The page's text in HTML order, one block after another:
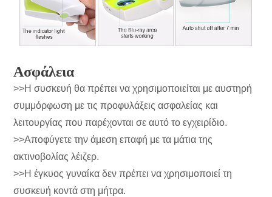
Ασφάλεια
>>Η συσκευή θα πρέπει να χρησιμοποιείται με αυστηρή
συμμόρφωση με τις προφυλάξεις ασφαλείας και
λειτουργίας που παρέχονται σε αυτό το εγχειρίδιο.
>>Αποφύγετε την άμεση επαφή με τα μάτια της
ακτινοβολίας λέιζερ.
>>Η έγκυος γυναίκα δεν πρέπει να χρησιμοποιεί τη
συσκευή κοντά στη μήτρα.